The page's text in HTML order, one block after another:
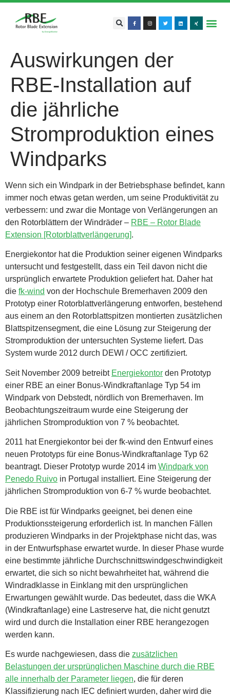
Auswirkungen der
RBE-Installation auf
die jährliche
Stromproduktion eines
Windparks
Wenn sich ein Windpark in der Betriebsphase befindet, kann
immer noch etwas getan werden, um seine Produktivität zu
verbessern: und zwar die Montage von Verlängerungen an
den Rotorblättern der Windräder – RBE – Rotor Blade
Extension [Rotorblattverlängerung].
Energiekontor hat die Produktion seiner eigenen Windparks
untersucht und festgestellt, dass ein Teil davon nicht die
ursprünglich erwartete Produktion geliefert hat. Daher hat
die fk-wind von der Hochschule Bremerhaven 2009 den
Prototyp einer Rotorblattverlängerung entworfen, bestehend
aus einem an den Rotorblattspitzen montierten zusätzlichen
Blattspitzensegment, die eine Lösung zur Steigerung der
Stromproduktion der untersuchten Systeme liefert. Das
System wurde 2012 durch DEWI / OCC zertifiziert.
Seit November 2009 betreibt Energiekontor den Prototyp
einer RBE an einer Bonus-Windkraftanlage Typ 54 im
Windpark von Debstedt, nördlich von Bremerhaven. Im
Beobachtungszeitraum wurde eine Steigerung der
jährlichen Stromproduktion von 7 % beobachtet.
2011 hat Energiekontor bei der fk-wind den Entwurf eines
neuen Prototyps für eine Bonus-Windkraftanlage Typ 62
beantragt. Dieser Prototyp wurde 2014 im Windpark von
Penedo Ruivo in Portugal installiert. Eine Steigerung der
jährlichen Stromproduktion von 6-7 % wurde beobachtet.
Die RBE ist für Windparks geeignet, bei denen eine
Produktionssteigerung erforderlich ist. In manchen Fällen
produzieren Windparks in der Projektphase nicht das, was
in der Entwurfsphase erwartet wurde. In dieser Phase wurde
eine bestimmte jährliche Durchschnittswindgeschwindigkeit
erwartet, die sich so nicht bewahrheitet hat, während die
Windradklasse in Einklang mit den ursprünglichen
Erwartungen gewählt wurde. Das bedeutet, dass die WKA
(Windkraftanlage) eine Lastreserve hat, die nicht genutzt
wird und durch die Installation einer RBE herangezogen
werden kann.
Es wurde nachgewiesen, dass die zusätzlichen
Belastungen der ursprünglichen Maschine durch die RBE
alle innerhalb der Parameter liegen, die für deren
Klassifizierung nach IEC definiert wurden, daher wird die